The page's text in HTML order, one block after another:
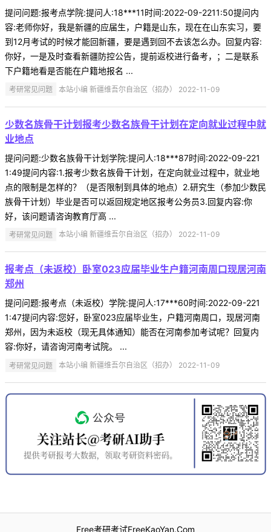
提问问题:报考点学院:提问人:18***11时间:2022-09-2211:50提问内
容:老师你好，我是新疆的应届生，户籍是山东，现在在山东实习，要
到12月考试的时候才能回新疆，要是遇到回不去该怎么办。回复内容:
你好，一是及时查看新疆防控公告，提前返校进行备考，；二是联系
下户籍地看是否能在户籍地报名 ...
考研常见问题 本站小编 新疆维吾尔自治区（招办） 2022-11-09
少数名族骨干计划报考少数名族骨干计划在定向就业过程中就
业地点
提问问题:少数名族骨干计划学院:提问人:18***87时间:2022-09-221
1:49提问内容:1.报考少数名族骨干计划，在定向就业过程中，就业地
点的限制是怎样的？（是否限制到具体的地点）2.研究生（参加少数民
族骨干计划）毕业是否可以返回规定地区报考公务员3.回复内容:你
好，该问题请咨询教育厅高 ...
考研常见问题 本站小编 新疆维吾尔自治区（招办） 2022-11-09
报考点（未返校）卧室023应届毕业生户籍河南周口现居河南
郑州
提问问题:报考点（未返校）学院:提问人:17***60时间:2022-09-221
1:47提问内容:您好，卧室023应届毕业生，户籍河南周口，现居河南
郑州，因为未返校（现无具体通知）能否在河南参加考试呢？回复内
容:你好，请咨询河南考试院。 ...
考研常见问题 本站小编 新疆维吾尔自治区（招办） 2022-11-09
Free考研考试FreeKaoYan.Com